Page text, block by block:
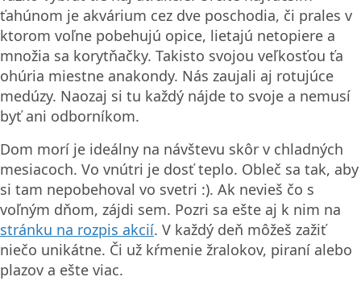
ťahúnom je akvárium cez dve poschodia, či prales v
ktorom voľne pobehujú opice, lietajú netopiere a
množia sa korytňačky. Takisto svojou veľkosťou ťa
ohúria miestne anakondy. Nás zaujali aj rotujúce
medúzy. Naozaj si tu každý nájde to svoje a nemusí
byť ani odborníkom.
Dom morí je ideálny na návštevu skôr v chladných
mesiacoch. Vo vnútri je dosť teplo. Obleč sa tak, aby
si tam nepobehoval vo svetri :). Ak nevieš čo s
voľným dňom, zájdi sem. Pozri sa ešte aj k nim na
stránku na rozpis akcií. V každý deň môžeš zažiť
niečo unikátne. Či už kŕmenie žralokov, piraní alebo
plazov a ešte viac.